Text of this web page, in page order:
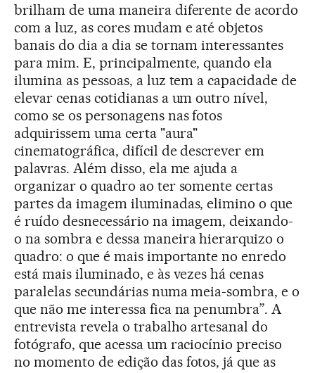
brilham de uma maneira diferente de acordo
com a luz, as cores mudam e até objetos
banais do dia a dia se tornam interessantes
para mim. E, principalmente, quando ela
ilumina as pessoas, a luz tem a capacidade de
elevar cenas cotidianas a um outro nível,
como se os personagens nas fotos
adquirissem uma certa "aura"
cinematográfica, difícil de descrever em
palavras. Além disso, ela me ajuda a
organizar o quadro ao ter somente certas
partes da imagem iluminadas, elimino o que
é ruído desnecessário na imagem, deixando-
o na sombra e dessa maneira hierarquizo o
quadro: o que é mais importante no enredo
está mais iluminado, e às vezes há cenas
paralelas secundárias numa meia-sombra, e o
que não me interessa fica na penumbra”. A
entrevista revela o trabalho artesanal do
fotógrafo, que acessa um raciocínio preciso
no momento de edição das fotos, já que as